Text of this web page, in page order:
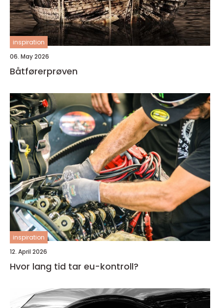
inspiration
06. May 2026
Båtførerprøven
inspiration
12. April 2026
Hvor lang tid tar eu-kontroll?